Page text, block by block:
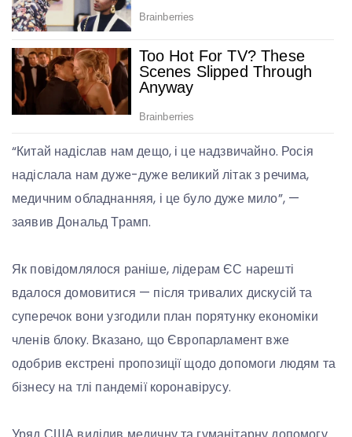
“Китай надіслав нам дещо, і це надзвичайно. Росія
надіслала нам дуже-дуже великий літак з речима,
медичним обладнанняя, і це було дуже мило”, —
заявив Дональд Трамп.
Як повідомлялося раніше, лідерам ЄС нарешті
вдалося домовитися — після тривалих дискусій та
суперечок вони узгодили план порятунку економіки
членів блоку. Вказано, що Європарламент вже
одобрив екстрені пропозиції щодо допомоги людям та
бізнесу на тлі пандемії коронавірусу.